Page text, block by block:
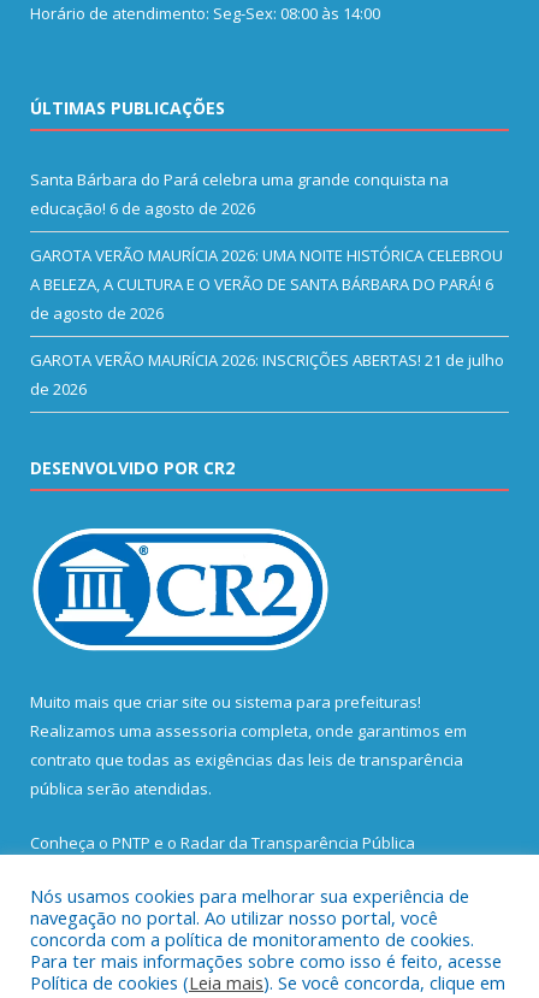
Horário de atendimento: Seg-Sex: 08:00 às 14:00
ÚLTIMAS PUBLICAÇÕES
Santa Bárbara do Pará celebra uma grande conquista na
educação! 6 de agosto de 2026
GAROTA VERÃO MAURÍCIA 2026: UMA NOITE HISTÓRICA CELEBROU
A BELEZA, A CULTURA E O VERÃO DE SANTA BÁRBARA DO PARÁ! 6
de agosto de 2026
GAROTA VERÃO MAURÍCIA 2026: INSCRIÇÕES ABERTAS! 21 de julho
de 2026
DESENVOLVIDO POR CR2
Muito mais que criar site ou sistema para prefeituras!
Realizamos uma assessoria completa, onde garantimos em
contrato que todas as exigências das leis de transparência
pública serão atendidas.
Conheça o PNTP e o Radar da Transparência Pública
Todos os direitos reservados a Prefeitura Municipal de Santa
Bárbara do Pará.
Nós usamos cookies para melhorar sua experiência de
navegação no portal. Ao utilizar nosso portal, você
concorda com a política de monitoramento de cookies.
Para ter mais informações sobre como isso é feito, acesse
Política de cookies (Leia mais). Se você concorda, clique em